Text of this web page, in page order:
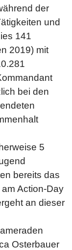
der
und
141
2019) mit
bei den
5
bereits das
Action-Day
an dieser
Osterbauer